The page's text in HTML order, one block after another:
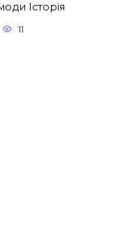
Історія
11